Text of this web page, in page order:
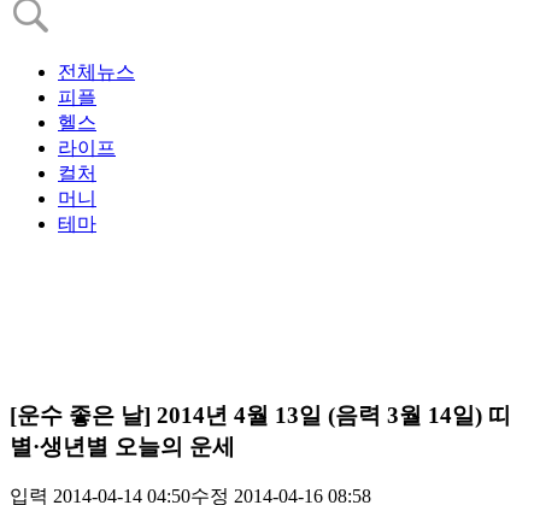
전체뉴스
피플
헬스
라이프
컬처
머니
테마
[운수 좋은 날] 2014년 4월 13일 (음력 3월 14일) 띠
별·생년별 오늘의 운세
입력 2014-04-14 04:50수정 2014-04-16 08:58